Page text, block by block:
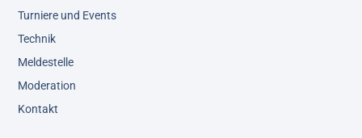
Turniere und Events
Technik
Meldestelle
Moderation
Kontakt